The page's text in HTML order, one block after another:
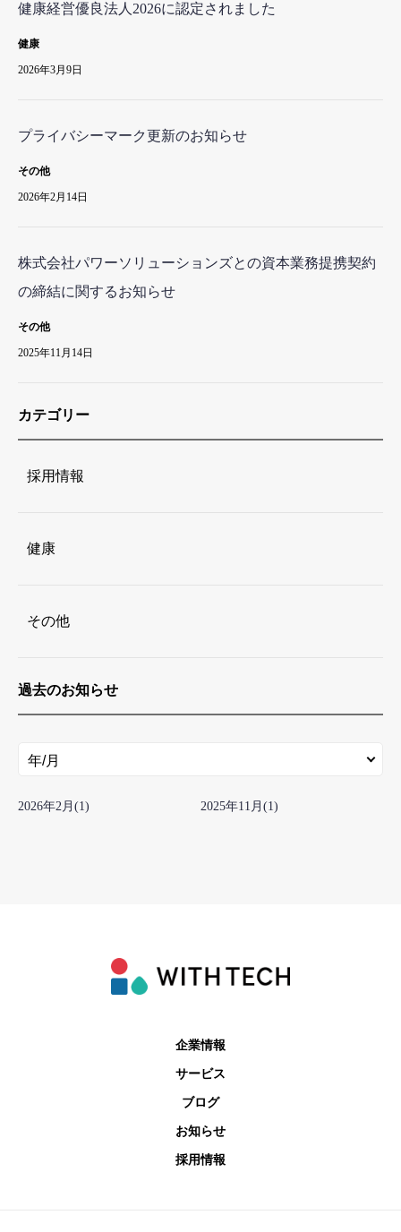
健康経営優良法人2026に認定されました
健康
2026年3月9日
プライバシーマーク更新のお知らせ
その他
2026年2月14日
株式会社パワーソリューションズとの資本業務提携契約
の締結に関するお知らせ
その他
2025年11月14日
カテゴリー
採用情報
健康
その他
過去のお知らせ
2026年2月 (1) 2025年11月 (1)
企業情報
サービス
ブログ
お知らせ
採用情報